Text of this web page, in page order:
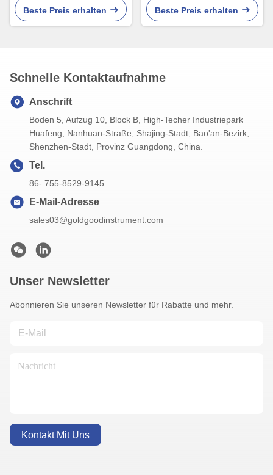
Beste Preis erhalten
für Sugar Frying Digital
Beste Preis erhalten
Schnelle Kontaktaufnahme
Anschrift
Boden 5, Aufzug 10, Block B, High-Techer Industriepark
Huafeng, Nanhuan-Straße, Shajing-Stadt, Bao'an-Bezirk,
Shenzhen-Stadt, Provinz Guangdong, China.
Tel.
86- 755-8529-9145
E-Mail-Adresse
sales03@goldgoodinstrument.com
Unser Newsletter
Abonnieren Sie unseren Newsletter für Rabatte und mehr.
Kontakt Mit Uns